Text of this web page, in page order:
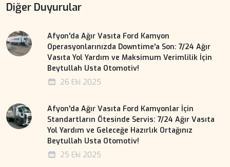
Diğer Duyurular
Afyon'da Ağır Vasıta Ford Kamyon
Operasyonlarınızda Downtime'a Son: 7/24 Ağır
Vasıta Yol Yardım ve Maksimum Verimlilik İçin
Beytullah Usta Otomotiv!
26 Eki 2025
Afyon'da Ağır Vasıta Ford Kamyonlar İçin
Standartların Ötesinde Servis: 7/24 Ağır Vasıta
Yol Yardım ve Geleceğe Hazırlık Ortağınız
Beytullah Usta Otomotiv!
25 Eki 2025